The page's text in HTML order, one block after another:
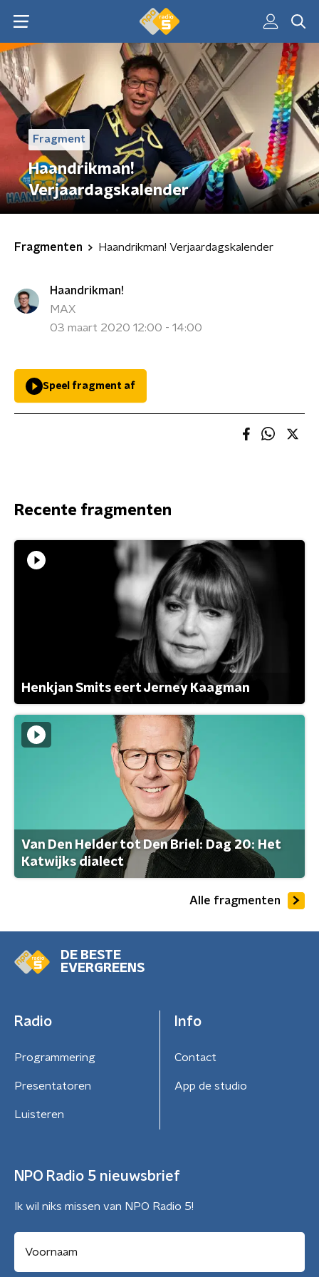
Fragment
Haandrikman!
Verjaardagskalender
Fragmenten Haandrikman! Verjaardagskalender
Haandrikman!
MAX
03 maart 2020 12:00 - 14:00
Speel fragment af
Recente fragmenten
Henkjan Smits eert Jerney Kaagman
Van Den Helder tot Den Briel: Dag 20: Het
Katwijks dialect
Alle fragmenten
DE BESTE
EVERGREENS
Radio
Programmering
Presentatoren
Luisteren
Info
Contact
App de studio
NPO Radio 5 nieuwsbrief
Ik wil niks missen van NPO Radio 5!